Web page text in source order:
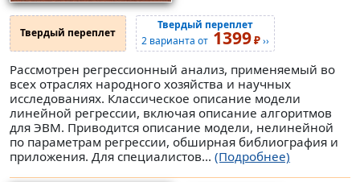
Твердый переплет
Твердый переплет
2 варианта от 1399₽››
Рассмотрен регрессионный анализ, применяемый во
всех отраслях народного хозяйства и научных
исследованиях. Классическое описание модели
линейной регрессии, включая описание алгоритмов
для ЭВМ. Приводится описание модели, нелинейной
по параметрам регрессии, обширная библиография и
приложения. Для специалистов... (Подробнее)